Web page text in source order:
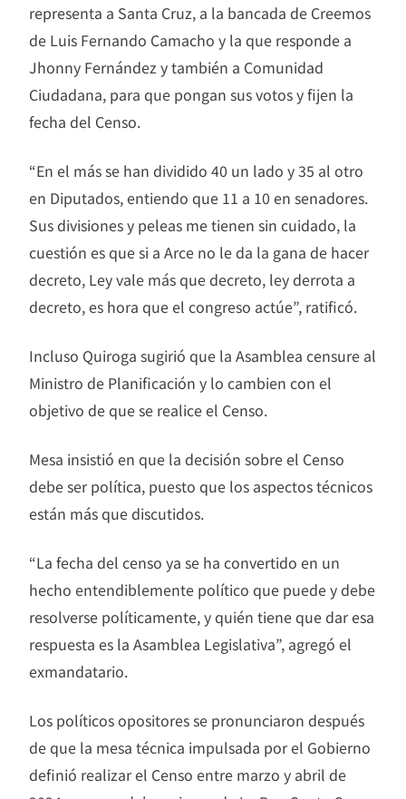
representa a Santa Cruz, a la bancada de Creemos
de Luis Fernando Camacho y la que responde a
Jhonny Fernández y también a Comunidad
Ciudadana, para que pongan sus votos y fijen la
fecha del Censo.
“En el más se han dividido 40 un lado y 35 al otro
en Diputados, entiendo que 11 a 10 en senadores.
Sus divisiones y peleas me tienen sin cuidado, la
cuestión es que si a Arce no le da la gana de hacer
decreto, Ley vale más que decreto, ley derrota a
decreto, es hora que el congreso actúe”, ratificó.
Incluso Quiroga sugirió que la Asamblea censure al
Ministro de Planificación y lo cambien con el
objetivo de que se realice el Censo.
Mesa insistió en que la decisión sobre el Censo
debe ser política, puesto que los aspectos técnicos
están más que discutidos.
“La fecha del censo ya se ha convertido en un
hecho entendiblemente político que puede y debe
resolverse políticamente, y quién tiene que dar esa
respuesta es la Asamblea Legislativa”, agregó el
exmandatario.
Los políticos opositores se pronunciaron después
de que la mesa técnica impulsada por el Gobierno
definió realizar el Censo entre marzo y abril de